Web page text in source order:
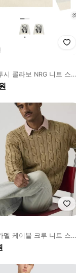
시 콜라보 NRG 니트 스웨
멜 케이블 크루 니트 스웨
운 L 새상품